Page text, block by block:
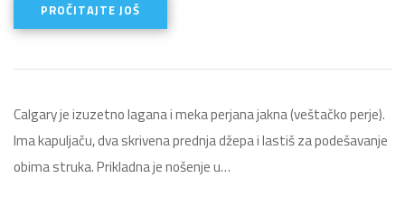
PROČITAJTE JOŠ
Calgary je izuzetno lagana i meka perjana jakna (veštačko perje).
Ima kapuljaču, dva skrivena prednja džepa i lastiš za podešavanje
obima struka. Prikladna je nošenje u…